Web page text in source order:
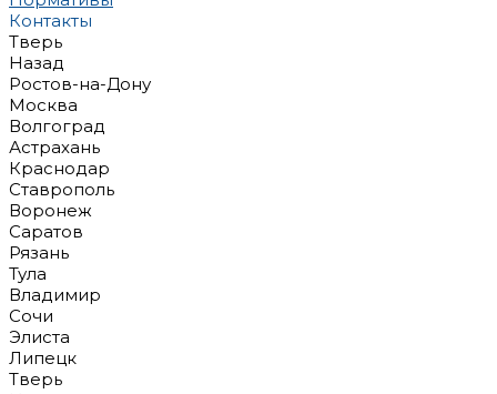
Контакты
Тверь
Назад
Ростов-на-Дону
Москва
Волгоград
Астрахань
Краснодар
Ставрополь
Воронеж
Саратов
Рязань
Тула
Владимир
Сочи
Элиста
Липецк
Тверь